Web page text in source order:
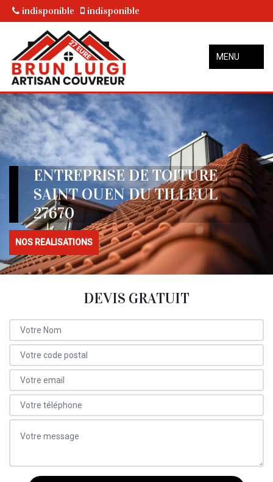
indisponible indisponible
MENU
ENTREPRISE DE TOITURE
SAINT OUEN DU TILLEUL
27670
NOS REALISATIONS
DEVIS GRATUIT